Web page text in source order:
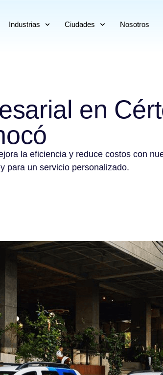
Industrias Ciudades Nosotros
en
la eficiencia y reduce costos con
para un servicio personalizado.